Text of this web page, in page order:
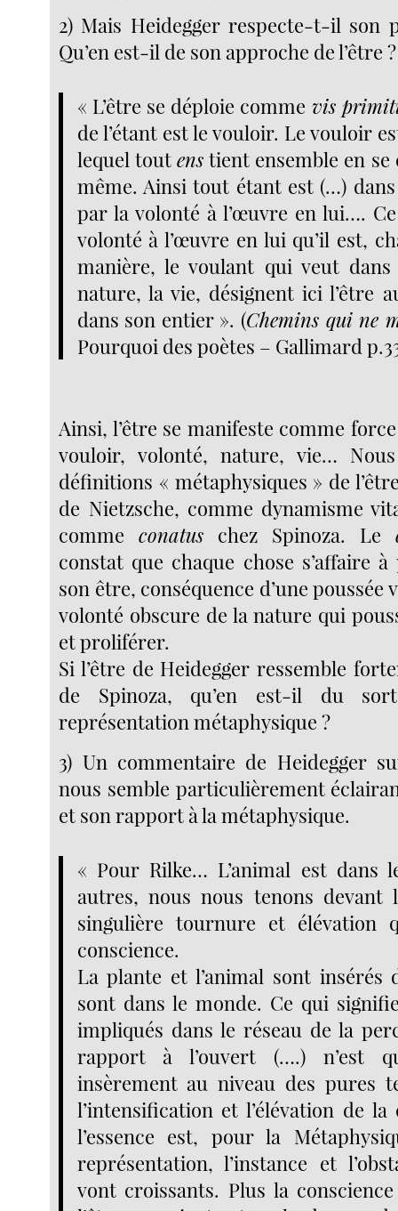
2) Mais Heidegger respecte-t-il son
Qu’en est-il de son approche de l’être ?
« L’être se déploie comme vis
de l’étant est le vouloir. Le vouloir
lequel tout enstient ensemble en
même. Ainsi tout étant est (…)
par la volonté à l’œuvre en lui….
volonté à l’œuvre en lui qu’il est,
manière, le voulant qui veut
nature, la vie, désignent ici l’être
dans son entier ». (Chemins qui ne
Pourquoi des poètes – Gallimard
Ainsi, l’être se manifeste comme
vouloir, volonté, nature, vie…
définitions « métaphysiques » de
de Nietzsche, comme dynamisme
commeconatus chez Spinoza. Le
constat que chaque chose s’affaire
son être, conséquence d’une poussée
volonté obscure de la nature qui
et proliférer.
Si l’être de Heidegger ressemble
de Spinoza, qu’en est-il du
représentation métaphysique ?
3) Un commentaire de Heidegger
nous semble particulièrement
et son rapport à la métaphysique.
« Pour Rilke… L’animal est dans
autres, nous nous tenons
singulière tournure et élévation
conscience.
La plante et l’animal sont insérés
sont dans le monde. Ce qui
impliqués dans le réseau de la
rapport à l’ouvert (….) n’est
insèrement au niveau des pures
l’intensification et l’élévation de
l’essence est, pour la
représentation, l’instance et
vont croissants. Plus la